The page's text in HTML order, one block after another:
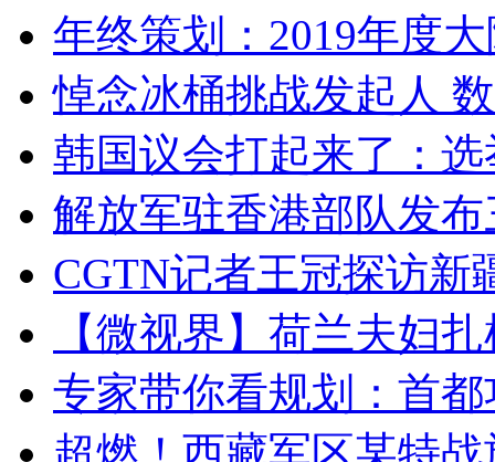
年终策划：2019年度
悼念冰桶挑战发起人
韩国议会打起来了：
解放军驻香港部队发
CGTN记者王冠探访新
【微视界】荷兰夫妇
专家带你看规划：首
超燃！西藏军区某特